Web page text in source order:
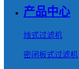
产品中心
烛式过滤机
密闭板式过滤机